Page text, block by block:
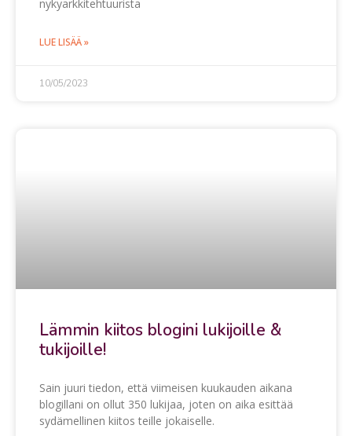
nykyarkkitehtuurista
LUE LISÄÄ »
10/05/2023
Lämmin kiitos blogini lukijoille &
tukijoille!
Sain juuri tiedon, että viimeisen kuukauden aikana
blogillani on ollut 350 lukijaa, joten on aika esittää
sydämellinen kiitos teille jokaiselle.